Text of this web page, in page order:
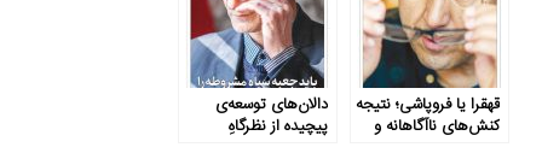
قهقرا یا فروپاشی؛ نتیجه
کنش‌های ناآگاهانه و
دالان‌های توسعه‌ی
پیچیده از نظرگاهِ